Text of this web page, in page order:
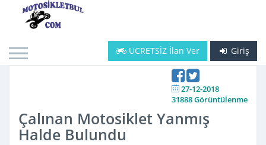
Giriş
ÜCRETSİZ İlan Ver
27-12-2018
31888 Görüntülenme
Çalınan Motosiklet Yanmış
Halde Bulundu